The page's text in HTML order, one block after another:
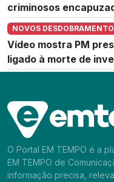
criminosos
NOVOS
Vídeo mostra PM
ligado à morte de
O Portal EM TEMPO é a
EM TEMPO de
informação precisa,